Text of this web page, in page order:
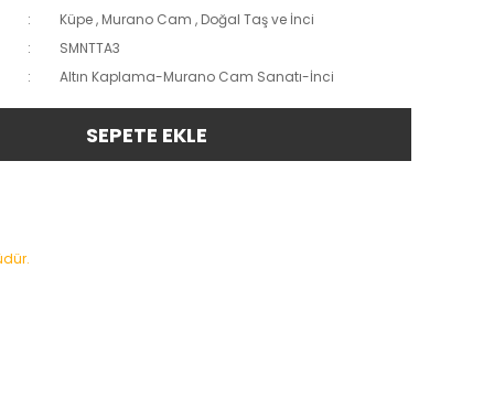
Küpe , Murano Cam , Doğal Taş ve İnci
SMNTTA3
Altın Kaplama-Murano Cam Sanatı-İnci
SEPETE EKLE